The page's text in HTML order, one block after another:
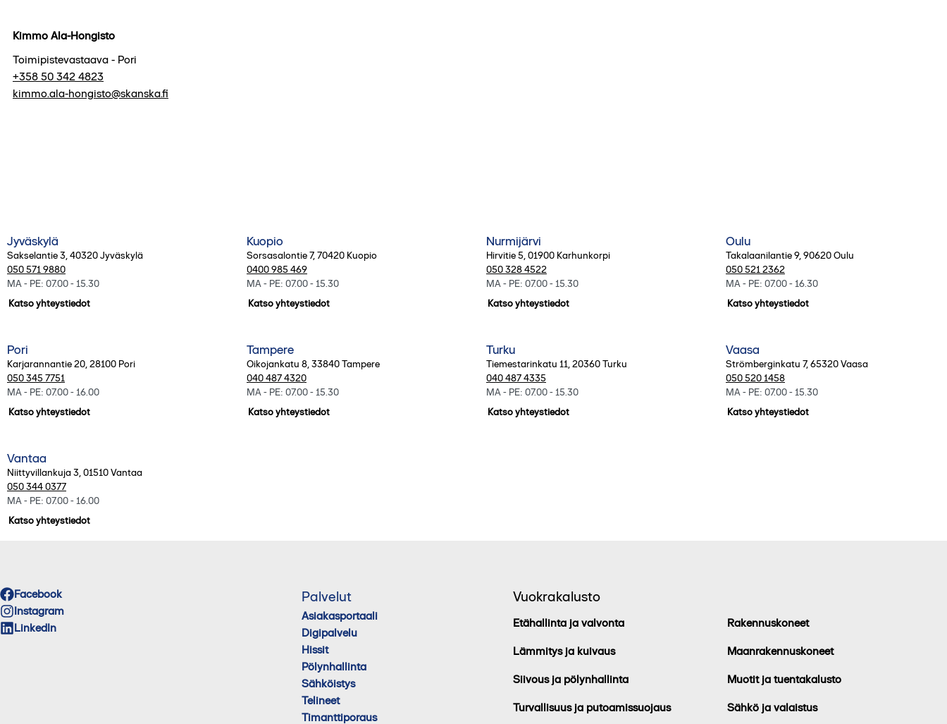
Kimmo Ala-Hongisto
Toimipistevastaava - Pori
+358 50 342 4823
kimmo.ala-hongisto@skanska.fi
Jyväskylä
Sakselantie 3,40320Jyväskylä
050 571 9880
MA - PE: 07.00 - 15.30
Katso yhteystiedot
Kuopio
Sorsasalontie 7,70420 Kuopio
0400 985 469
MA - PE: 07.00 - 15.30
Katso yhteystiedot
Nurmijärvi
Hirvitie 5,01900 Karhunkorpi
050 328 4522
MA - PE: 07.00 - 15.30
Katso yhteystiedot
Oulu
Takalaanilantie 9,90620Oulu
050 521 2362
MA - PE: 07.00 - 16.30
Katso yhteystiedot
Pori
Karjarannantie 20,28100 Pori
050 345 7751
MA - PE: 07.00 - 16.00
Katso yhteystiedot
Tampere
Oikojankatu 8,33840Tampere
040 487 4320
MA - PE: 07.00 - 15.30
Katso yhteystiedot
Turku
Tiemestarinkatu 11,20360Turku
040 487 4335
MA - PE: 07.00 - 15.30
Katso yhteystiedot
Vaasa
Strömberginkatu 7,65320Vaasa
050 520 1458
MA - PE: 07.00 - 15.30
Katso yhteystiedot
Vantaa
Niittyvillankuja 3,01510Vantaa
050 344 0377
MA - PE: 07.00 - 16.00
Katso yhteystiedot
Facebook
Instagram
LinkedIn
Palvelut
Asiakasportaali
Digipalvelu
Hissit
Pölynhallinta
Sähköistys
Telineet
Timanttiporaus
Vuokrakalusto
Etähallinta ja valvonta
Lämmitys ja kuivaus
Siivous ja pölynhallinta
Turvallisuus ja putoamissuojaus
Rakennuskoneet
Maanrakennuskoneet
Muotit ja tuentakalusto
Sähkö ja valaistus